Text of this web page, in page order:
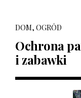
DOM, OGRÓD
Ochrona
i zabawki